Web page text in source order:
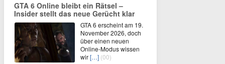
GTA 6 Online bleibt ein Rätsel –
Insider stellt das neue Gerücht klar
GTA 6 erscheint am 19.
November 2026, doch
über einen neuen
Online-Modus wissen
wir[…] (00)